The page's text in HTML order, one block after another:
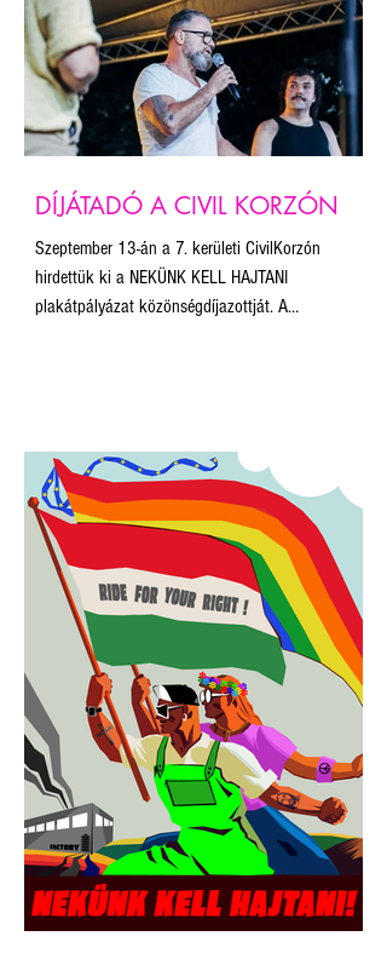
kiemelt pontján állítottuk fel a plakátokat. Először
vittük magunkkal a 20 legjobb plakáton kívül a
közönségdíjas alkotást is.
DÍJÁTADÓ A CIVIL KORZÓN
Szeptember 13-án a 7. kerületi CivilKorzón
hirdettük ki a NEKÜNK KELL HAJTANI
plakátpályázat közönségdíjazottját. A